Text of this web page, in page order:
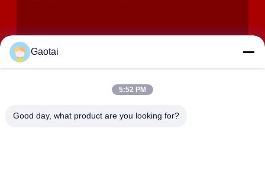
Gaotai
5:52 PM
Good day, what product are you looking for?